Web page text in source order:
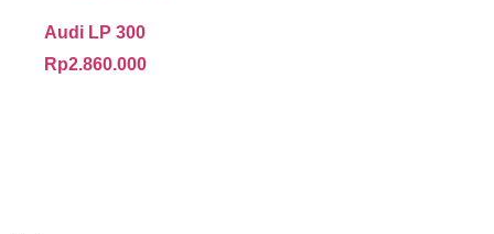
Audi LP 300
Rp2.860.000